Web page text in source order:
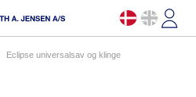
eclipse universalsav og klinge